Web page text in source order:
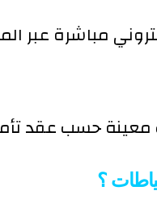
مباشرة عبر
حسب عقد
؟